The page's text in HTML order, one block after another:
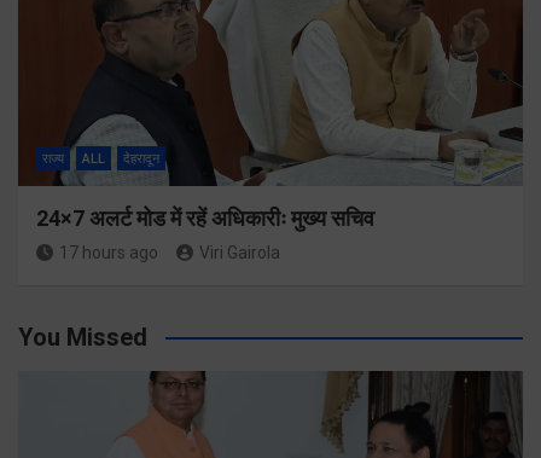
राज्य ALL देहरादून
24×7 अलर्ट मोड में रहें अधिकारीः मुख्य सचिव
17 hours ago Viri Gairola
You Missed